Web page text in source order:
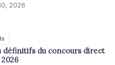
2026
définitifs du concours direct